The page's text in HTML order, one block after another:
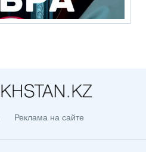
Реклама на сайте